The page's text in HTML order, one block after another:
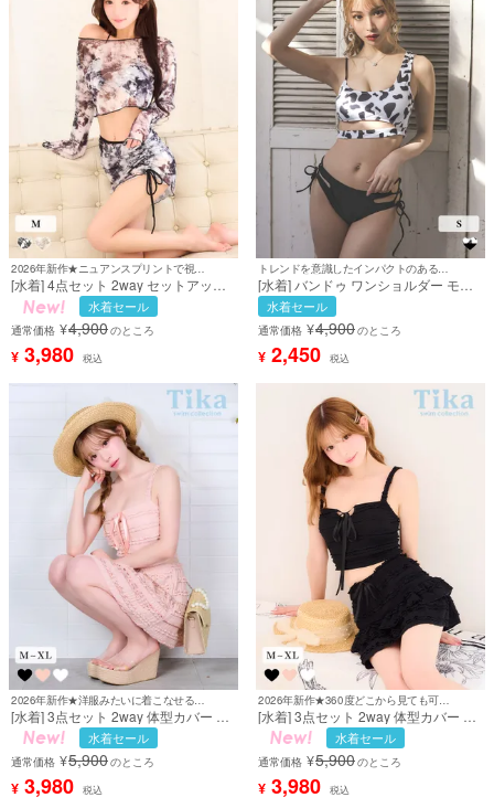
[水着] 4点セット 2way セットアップ
体型カバー ハイウエスト 三角ビキニ
背中カバー 袖あり タンキニ ドロスト
スカートタイプ ギャル 大理石柄 マー
ブル モカベージュ ブラック 黒 モノト
ーン (聖菜着用) [tk-sw8867b]
水着セール
通常価格 ¥4,900のところ
¥ 3,980 税込
[水着] バンドゥ ワンショルダー モノ
トーン モウ柄 カットアウト ヘルシー
セクシー ギャル ビキニ 白 ホワイト
ブラック 黒 (みゆう着用) [tk-
swy1084]
水着セール
通常価格 ¥4,900のところ
¥ 2,450 税込
[水着] 3点セット 2way 体型カバー ビ
スチェ タンキニ リボン スカートタイ
プ 洋服みたいな ガーリー レース ピン
ク Lサイズあり 大きいサイズ ビキニ
(若林萌々着用) [tk-sw25277b]
水着セール
通常価格 ¥5,900のところ
¥ 3,980 税込
[水着] 3点セット 2way 体型カバー ビ
スチェ タンキニ リボン スカートタイ
プ 洋服みたいな ガーリー レース 黒
ブラック Lサイズあり 大きいサイズ
ビキニ (若林萌々着用) [tk-sw25277c]
水着セール
通常価格 ¥5,900のところ
¥ 3,980 税込